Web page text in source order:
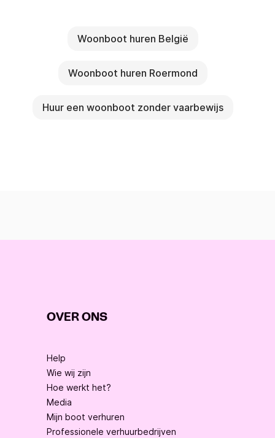
Woonboot huren België
Woonboot huren Roermond
Huur een woonboot zonder vaarbewijs
OVER ONS
Help
Wie wij zijn
Hoe werkt het?
Media
Mijn boot verhuren
Professionele verhuurbedrijven